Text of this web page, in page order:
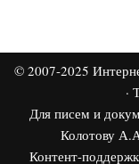
© 2007-2025
·
Для писем и
Колотову
Контент-